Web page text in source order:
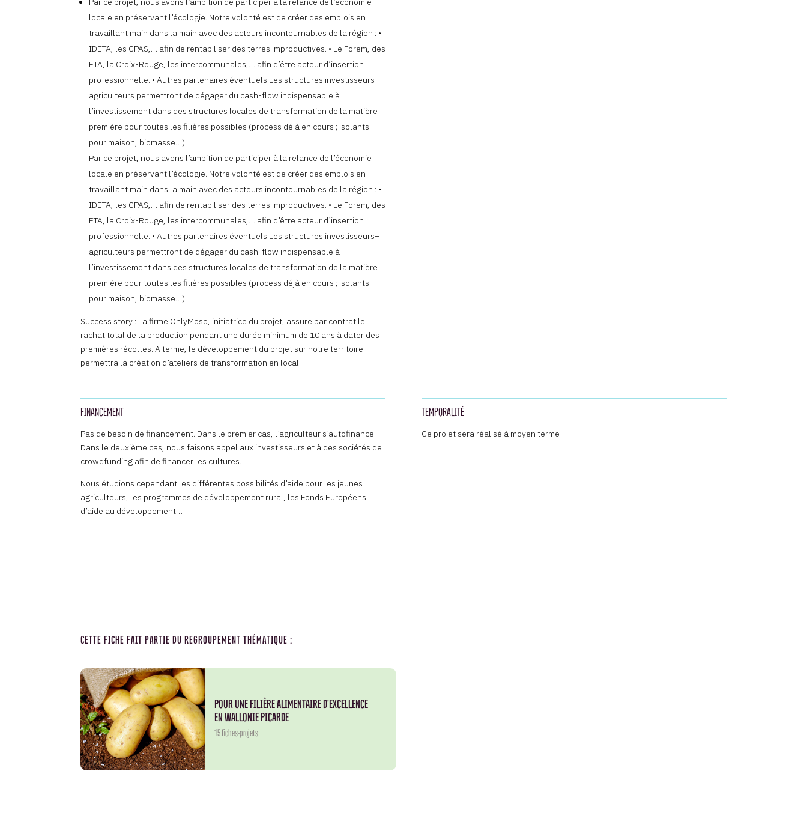
locale en préservant l’écologie. Notre volonté est de créer des emplois en
travaillant main dans la main avec des acteurs incontournables de la région : •
IDETA, les CPAS,… afin de rentabiliser des terres improductives. • Le Forem, des
ETA, la Croix-Rouge, les intercommunales,… afin d’être acteur d’insertion
professionnelle. • Autres partenaires éventuels Les structures investisseurs–
agriculteurs permettront de dégager du cash-flow indispensable à
l’investissement dans des structures locales de transformation de la matière
première pour toutes les filières possibles (process déjà en cours ; isolants
pour maison, biomasse…).
Par ce projet, nous avons l’ambition de participer à la relance de l’économie
locale en préservant l’écologie. Notre volonté est de créer des emplois en
travaillant main dans la main avec des acteurs incontournables de la région : •
IDETA, les CPAS,… afin de rentabiliser des terres improductives. • Le Forem, des
ETA, la Croix-Rouge, les intercommunales,… afin d’être acteur d’insertion
professionnelle. • Autres partenaires éventuels Les structures investisseurs–
agriculteurs permettront de dégager du cash-flow indispensable à
l’investissement dans des structures locales de transformation de la matière
première pour toutes les filières possibles (process déjà en cours ; isolants
pour maison, biomasse…).
Success story : La firme OnlyMoso, initiatrice du projet, assure par contrat le
rachat total de la production pendant une durée minimum de 10 ans à dater des
premières récoltes. A terme, le développement du projet sur notre territoire
permettra la création d’ateliers de transformation en local.
FINANCEMENT
Pas de besoin de financement. Dans le premier cas, l’agriculteur s’autofinance.
Dans le deuxième cas, nous faisons appel aux investisseurs et à des sociétés de
crowdfunding afin de financer les cultures.
Nous étudions cependant les différentes possibilités d’aide pour les jeunes
agriculteurs, les programmes de développement rural, les Fonds Européens
d’aide au développement…
TEMPORALITÉ
Ce projet sera réalisé à moyen terme
CETTE FICHE FAIT PARTIE DU REGROUPEMENT THÉMATIQUE :
POUR UNE FILIÈRE ALIMENTAIRE D'EXCELLENCE
EN WALLONIE PICARDE
15 fiches-projets